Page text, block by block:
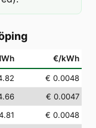
€/kWh
€ 0.0048
€ 0.0047
€ 0.0048